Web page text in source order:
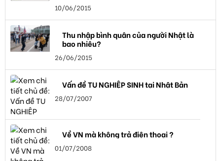
10/06/2015
Thu nhập bình quân của người Nhật là
bao nhiêu?
26/06/2015
Vấn đề TU NGHIỆP SINH tại Nhật Bản
28/07/2007
Về VN mà không trả điện thoại ?
01/07/2008